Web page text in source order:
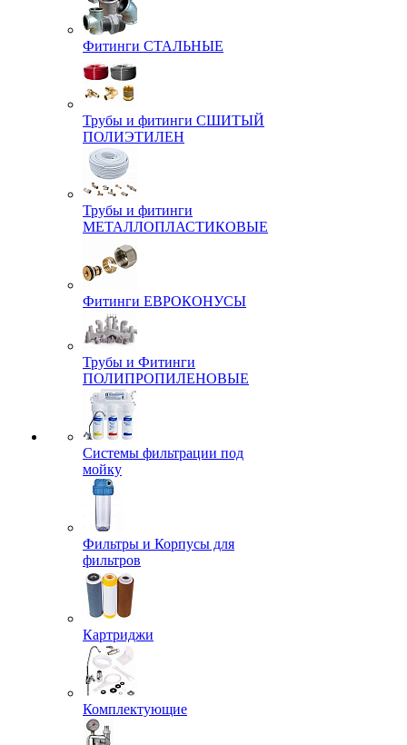
Фитинги СТАЛЬНЫЕ
Трубы и фитинги СШИТЫЙ
ПОЛИЭТИЛЕН
Трубы и фитинги
МЕТАЛЛОПЛАСТИКОВЫЕ
Фитинги ЕВРОКОНУСЫ
Трубы и Фитинги
ПОЛИПРОПИЛЕНОВЫЕ
Системы фильтрации под
мойку
Фильтры и Корпусы для
фильтров
Картриджи
Комплектующие